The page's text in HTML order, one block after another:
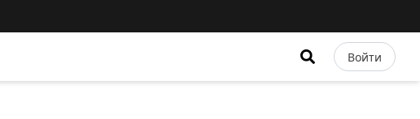
Войти